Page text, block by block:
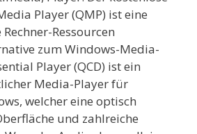
Player (QMP) ist eine
Ressourcen
zum Windows-Media-
Player (QCD) ist ein
Media-Player für
welcher eine optisch
und zahlreiche